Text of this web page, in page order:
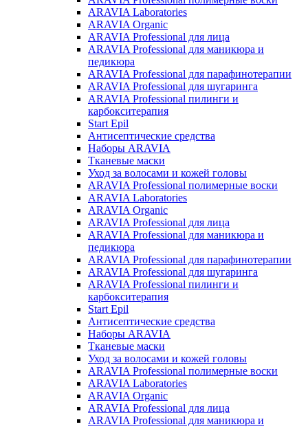
ARAVIA Laboratories
ARAVIA Organic
ARAVIA Professional для лица
ARAVIA Professional для маникюра и
педикюра
ARAVIA Professional для парафинотерапии
ARAVIA Professional для шугаринга
ARAVIA Professional пилинги и
карбокситерапия
Start Epil
Антисептические средства
Наборы ARAVIA
Тканевые маски
Уход за волосами и кожей головы
ARAVIA Professional полимерные воски
ARAVIA Laboratories
ARAVIA Organic
ARAVIA Professional для лица
ARAVIA Professional для маникюра и
педикюра
ARAVIA Professional для парафинотерапии
ARAVIA Professional для шугаринга
ARAVIA Professional пилинги и
карбокситерапия
Start Epil
Антисептические средства
Наборы ARAVIA
Тканевые маски
Уход за волосами и кожей головы
ARAVIA Professional полимерные воски
ARAVIA Laboratories
ARAVIA Organic
ARAVIA Professional для лица
ARAVIA Professional для маникюра и